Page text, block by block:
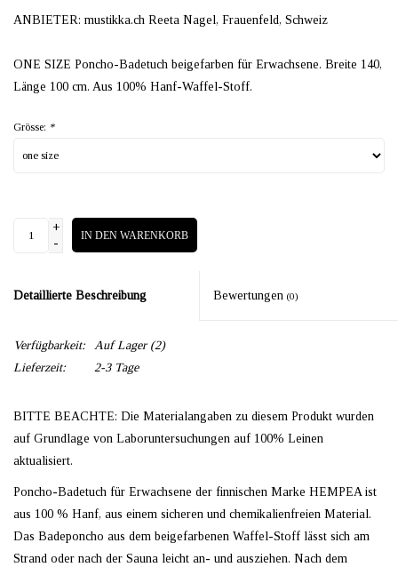
ANBIETER: mustikka.ch Reeta Nagel, Frauenfeld, Schweiz
ONE SIZE Poncho-Badetuch beigefarben für Erwachsene. Breite 140,
Länge 100 cm. Aus 100% Hanf-Waffel-Stoff.
Grösse: *
+
-
IN DEN WARENKORB
Detaillierte Beschreibung Bewertungen (0)
Verfügbarkeit: Auf Lager(2)
Lieferzeit:
2-3 Tage
BITTE BEACHTE: Die Materialangaben zu diesem Produkt wurden
auf Grundlage von Laboruntersuchungen auf 100% Leinen
aktualisiert.
Poncho-Badetuch für Erwachsene der finnischen Marke HEMPEA ist
aus 100 % Hanf, aus einem sicheren und chemikalienfreien Material.
Das Badeponcho aus dem beigefarbenen Waffel-Stoff lässt sich am
Strand oder nach der Sauna leicht an- und ausziehen. Nach dem